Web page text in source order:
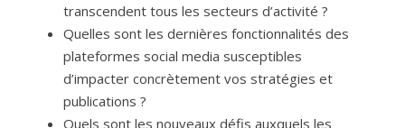
transcendent tous les secteurs d’activité ?
Quelles sont les dernières fonctionnalités des
plateformes social media susceptibles
d’impacter concrètement vos stratégies et
publications ?
Quels sont les nouveaux défis auxquels les